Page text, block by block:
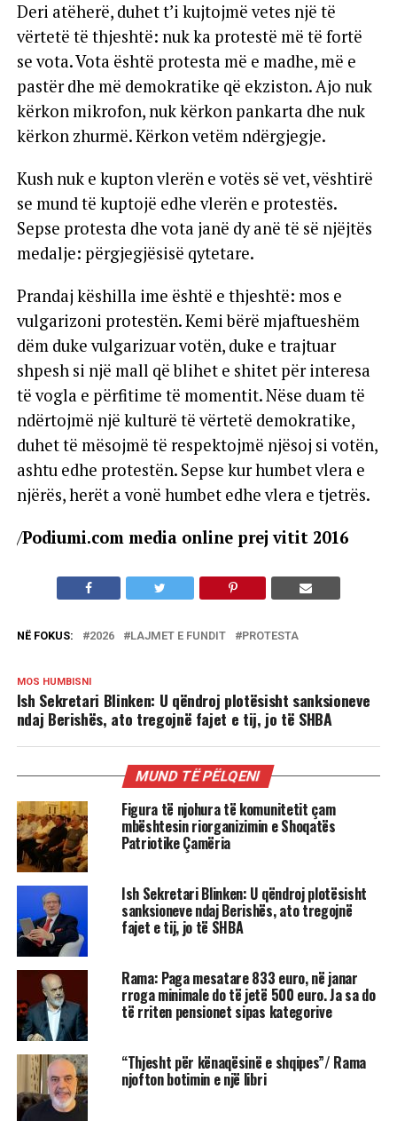
Deri atëherë, duhet t’i kujtojmë vetes një të
vërtetë të thjeshtë: nuk ka protestë më të fortë
se vota. Vota është protesta më e madhe, më e
pastër dhe më demokratike që ekziston. Ajo nuk
kërkon mikrofon, nuk kërkon pankarta dhe nuk
kërkon zhurmë. Kërkon vetëm ndërgjegje.
Kush nuk e kupton vlerën e votës së vet, vështirë
se mund të kuptojë edhe vlerën e protestës.
Sepse protesta dhe vota janë dy anë të së njëjtës
medalje: përgjegjësisë qytetare.
Prandaj këshilla ime është e thjeshtë: mos e
vulgarizoni protestën. Kemi bërë mjaftueshëm
dëm duke vulgarizuar votën, duke e trajtuar
shpesh si një mall që blihet e shitet për interesa
të vogla e përfitime të momentit. Nëse duam të
ndërtojmë një kulturë të vërtetë demokratike,
duhet të mësojmë të respektojmë njësoj si votën,
ashtu edhe protestën. Sepse kur humbet vlera e
njërës, herët a vonë humbet edhe vlera e tjetrës.
/Podiumi.com media online prej vitit 2016
NË FOKUS: 2026 LAJMET E FUNDIT PROTESTA
MOS HUMBISNI
Ish Sekretari Blinken: U qëndroj plotësisht sanksioneve
ndaj Berishës, ato tregojnë fajet e tij, jo të SHBA
MUND TË PËLQENI
Figura të njohura të komunitetit çam
mbështesin riorganizimin e Shoqatës
Patriotike Çamëria
Ish Sekretari Blinken: U qëndroj plotësisht
sanksioneve ndaj Berishës, ato tregojnë
fajet e tij, jo të SHBA
Rama: Paga mesatare 833 euro, në janar
rroga minimale do të jetë 500 euro. Ja sa do
të rriten pensionet sipas kategorive
“Thjesht për kënaqësinë e shqipes”/ Rama
njofton botimin e një libri